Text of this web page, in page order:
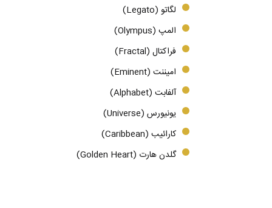
لگاتو (Legato)
المپ (Olympus)
فراکتال (Fractal)
امیننت (Eminent)
آلفابت (Alphabet)
یونیورس (Universe)
کارائیب (Caribbean)
گلدن هارت (Golden Heart)